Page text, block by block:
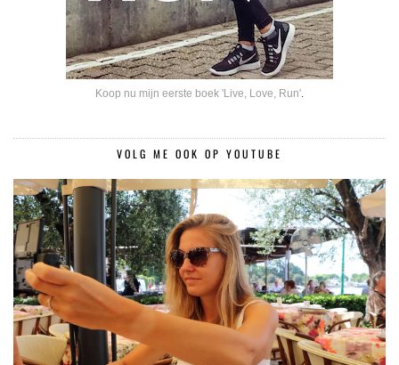
Koop nu mijn eerste boek 'Live, Love, Run'.
VOLG ME OOK OP YOUTUBE